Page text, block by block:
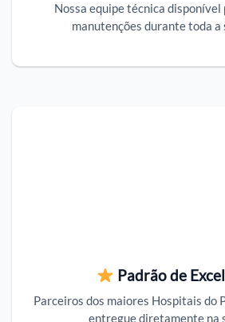
Nossa equipe técnica disponível
manutenções durante toda a
Padrão de
Parceiros dos maiores Hospitais do
entregue diretamente na